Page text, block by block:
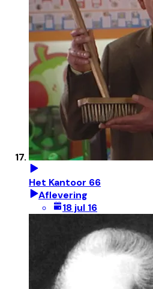
Het Kantoor 66
Aflevering
18 jul 16